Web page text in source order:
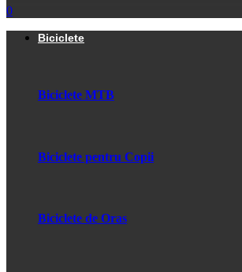
0
Biciclete
Biciclete MTB
Biciclete pentru Copii
Biciclete de Oras